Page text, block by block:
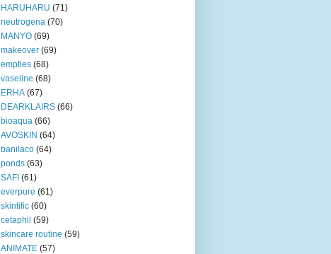
HARUHARU (71)
neutrogena (70)
MANYO (69)
makeover (69)
empties (68)
vaseline (68)
ERHA (67)
DEARKLAIRS (66)
bioaqua (66)
AVOSKIN (64)
banilaco (64)
ponds (63)
SAFI (61)
everpure (61)
skintific (60)
cetaphil (59)
skincare routine (59)
ANIMATE (57)